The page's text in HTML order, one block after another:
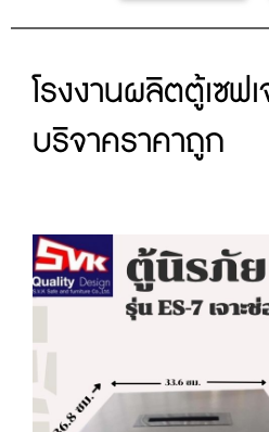
โรงงานผลิตตู้เซฟ
บริจาคราคาถูก